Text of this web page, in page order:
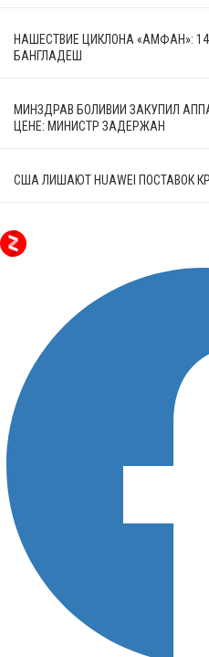
НАШЕСТВИЕ ЦИКЛОНА «АМФАН»:
БАНГЛАДЕШ
МИНЗДРАВ БОЛИВИИ ЗАКУПИЛ
ЦЕНЕ: МИНИСТР ЗАДЕРЖАН
США ЛИШАЮТ HUAWEI ПОСТАВОК